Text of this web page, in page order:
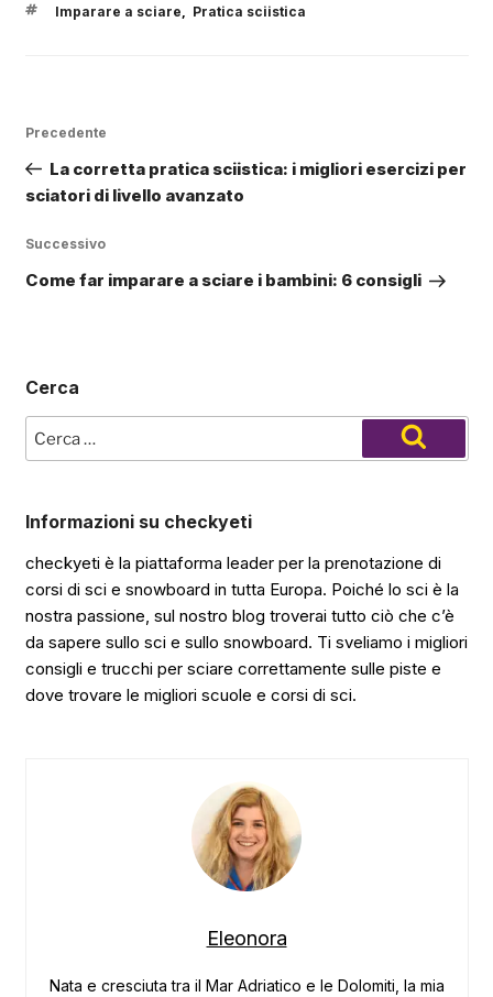
TAG
Imparare a sciare, Pratica sciistica
Articolo
precedente:
Precedente
La corretta pratica sciistica: i migliori esercizi per
sciatori di livello avanzato
Articolo
successivo
Successivo
Come far imparare a sciare i bambini: 6 consigli
Cerca
Cerca:
Cerca
Informazioni su checkyeti
checkyeti è la piattaforma leader per la prenotazione di
corsi di sci e snowboard in tutta Europa. Poiché lo sci è la
nostra passione, sul nostro blog troverai tutto ciò che c’è
da sapere sullo sci e sullo snowboard. Ti sveliamo i migliori
consigli e trucchi per sciare correttamente sulle piste e
dove trovare le migliori scuole e corsi di sci.
Eleonora
Nata e cresciuta tra il Mar Adriatico e le Dolomiti, la mia